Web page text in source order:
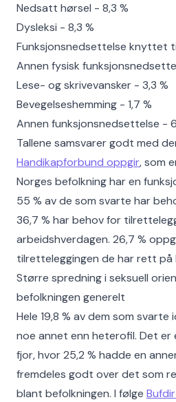
Nedsatt hørsel - 8,3 %
Dysleksi - 8,3 %
Funksjonsnedsettelse knyttet
Annen fysisk
Lese- og skrivevansker - 3,3 %
Bevegelseshemming - 1,7 %
Annen funksjonsnedsettelse -
Tallene samsvarer godt med
Handikapforbund oppgir, som
Norges befolkning har en
55 % av de som svarte har
36,7 % har behov for
arbeidshverdagen. 26,7 %
tilretteleggingen de har rett på
Større spredning i seksuell
befolkningen generelt
Hele 19,8 % av dem som
noe annet enn heterofil. Det er
fjor, hvor 25,2 % hadde en
fremdeles godt over det som
blant befolkningen. I følge